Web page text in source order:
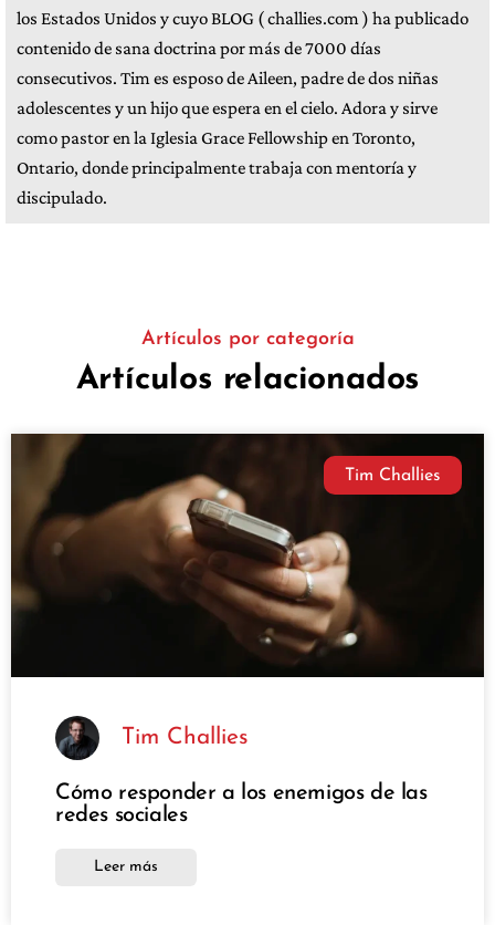
los Estados Unidos y cuyo BLOG ( challies.com ) ha publicado
contenido de sana doctrina por más de 7000 días
consecutivos. Tim es esposo de Aileen, padre de dos niñas
adolescentes y un hijo que espera en el cielo. Adora y sirve
como pastor en la Iglesia Grace Fellowship en Toronto,
Ontario, donde principalmente trabaja con mentoría y
discipulado.
Artículos por categoría
Artículos relacionados
Tim Challies
Tim Challies
Cómo responder a los enemigos de las
redes sociales
Leer más